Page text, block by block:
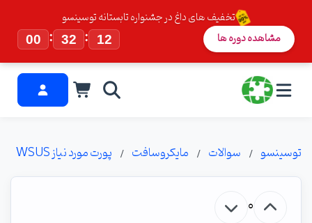
تخفیف های داغ در جشنواره تابستانه توسینسو
00
: 32 : 11 مشاهده دوره ها
توسینسو سوالات مایکروسافت پورت مورد نیاز WSUS
0